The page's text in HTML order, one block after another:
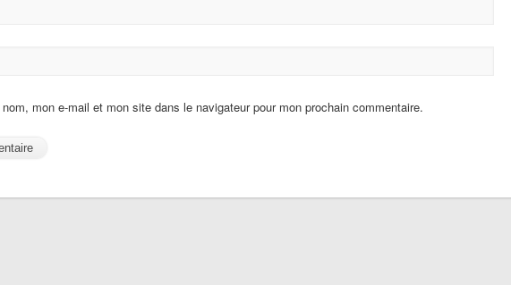
mon e-mail et mon site dans le navigateur pour mon prochain commentaire.